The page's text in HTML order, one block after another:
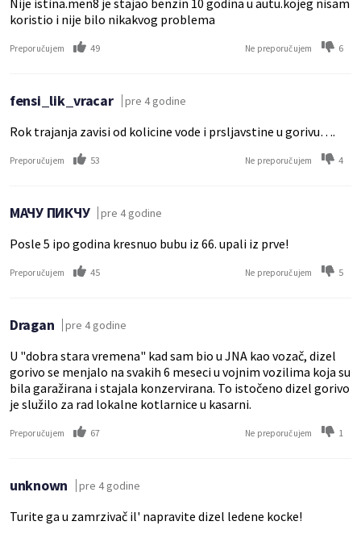
Nije istina.men8 je stajao benzin 10 godina u autu.kojeg nisam
koristio i nije bilo nikakvog problema
Preporučujem 49 Ne preporučujem 6
fensi_lik_vracar pre 4 godine
Rok trajanja zavisi od kolicine vode i prsljavstine u gorivu….
Preporučujem 53 Ne preporučujem 4
МАЧУ ПИКЧУ pre 4 godine
Posle 5 ipo godina kresnuo bubu iz 66. upali iz prve!
Preporučujem 45 Ne preporučujem 5
Dragan pre 4 godine
U "dobra stara vremena" kad sam bio u JNA kao vozač, dizel
gorivo se menjalo na svakih 6 meseci u vojnim vozilima koja su
bila garažirana i stajala konzervirana. To istočeno dizel gorivo
je služilo za rad lokalne kotlarnice u kasarni.
Preporučujem 67 Ne preporučujem 1
unknown pre 4 godine
Turite ga u zamrzivač il' napravite dizel ledene kocke!